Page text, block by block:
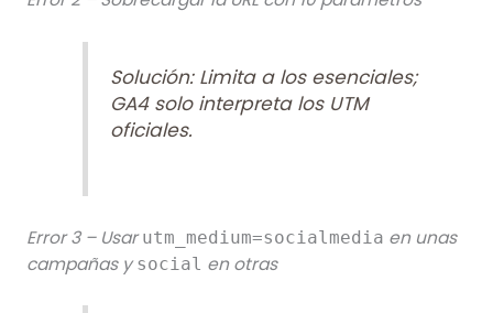
Solución: Limita a los esenciales;
GA4 solo interpreta los UTM
oficiales.
Error 3 – Usarutm_medium=socialmedia en unas
campañas ysocial en otras